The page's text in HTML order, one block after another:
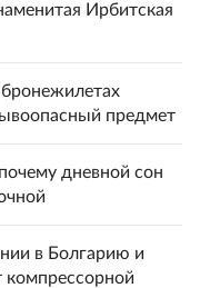
Ирбитская
предмет
дневной сон
в Болгарию и
компрессорной